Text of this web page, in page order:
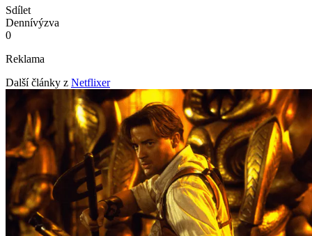
Sdílet
Dennívýzva
0
Reklama
Další články z Netflixer